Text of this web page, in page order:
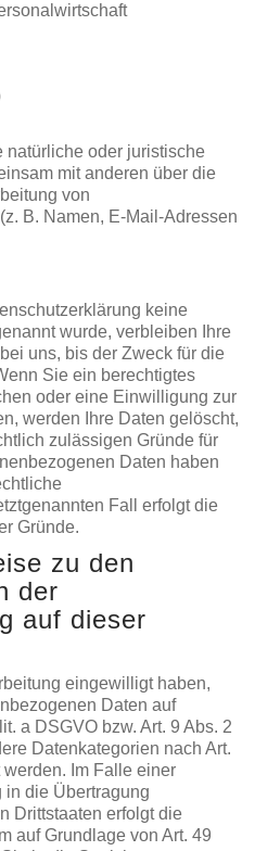
natürliche oder juristische
mit anderen über die
von
B. Namen, E-Mail-Adressen
keine
wurde, verbleiben Ihre
uns, bis der Zweck für die
Sie ein berechtigtes
oder eine Einwilligung zur
werden Ihre Daten gelöscht,
zulässigen Gründe für
Daten haben
Fall erfolgt die
Gründe.
zu den
der
auf dieser
eingewilligt haben,
Daten auf
a DSGVO bzw. Art. 9 Abs. 2
Datenkategorien nach Art.
Im Falle einer
die Übertragung
Drittstaaten erfolgt die
auf Grundlage von Art. 49